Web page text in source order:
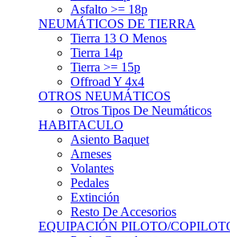
NEUMÁTICOS DE TIERRA
Tierra 13 O Menos
Tierra 14p
Tierra >= 15p
Offroad Y 4x4
OTROS NEUMÁTICOS
Otros Tipos De Neumáticos
HABITACULO
Asiento Baquet
Arneses
Volantes
Pedales
Extinción
Resto De Accesorios
EQUIPACIÓN PILOTO/COPILOTO
Packs Completos